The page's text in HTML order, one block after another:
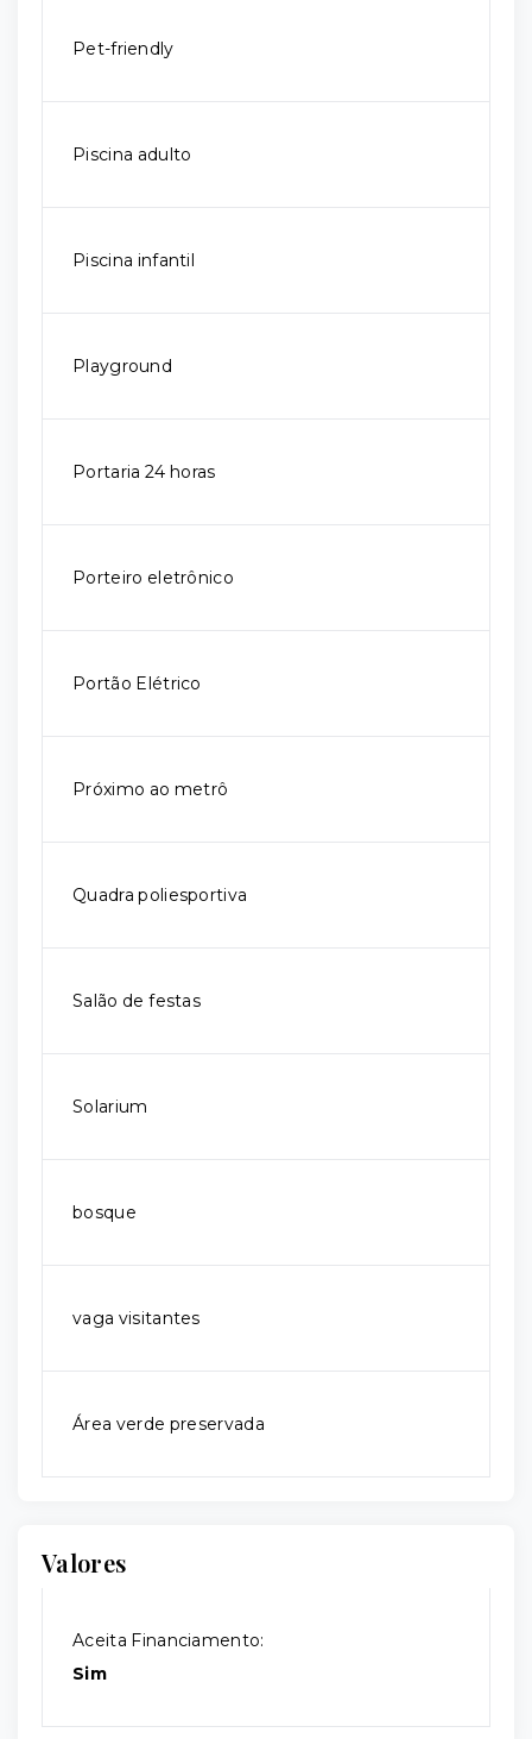
Pet-friendly
Piscina adulto
Piscina infantil
Playground
Portaria 24 horas
Porteiro eletrônico
Portão Elétrico
Próximo ao metrô
Quadra poliesportiva
Salão de festas
Solarium
bosque
vaga visitantes
Área verde preservada
Valores
Aceita Financiamento:
Sim